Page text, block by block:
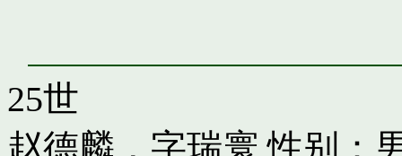
25世
赵德麟，字瑞寰 性别：